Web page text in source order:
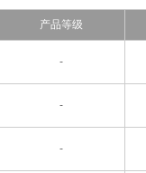
产品等级
-
-
-